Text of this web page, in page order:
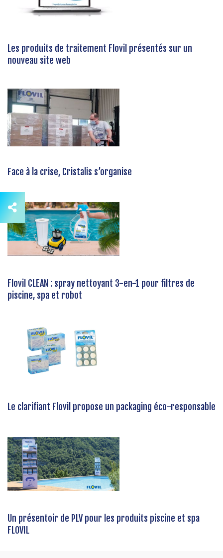
Les produits de traitement Flovil présentés sur un
nouveau site web
Face à la crise, Cristalis s’organise
Flovil CLEAN : spray nettoyant 3-en-1 pour filtres de
piscine, spa et robot
Le clarifiant Flovil propose un packaging éco-responsable
Un présentoir de PLV pour les produits piscine et spa
FLOVIL